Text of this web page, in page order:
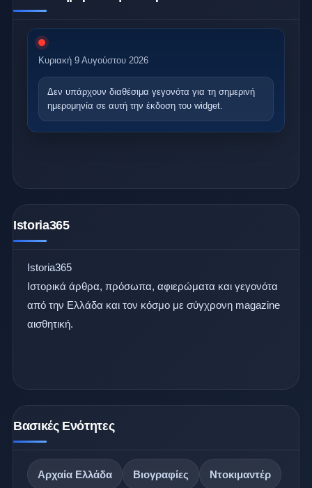
Κυριακή 9 Αυγούστου 2026
Δεν υπάρχουν διαθέσιμα γεγονότα για τη σημερινή
ημερομηνία σε αυτή την έκδοση του widget.
Istoria365
Istoria365
Ιστορικά άρθρα, πρόσωπα, αφιερώματα και γεγονότα
από την Ελλάδα και τον κόσμο με σύγχρονη magazine
αισθητική.
Βασικές Ενότητες
Αρχαία Ελλάδα Βιογραφίες Ντοκιμαντέρ